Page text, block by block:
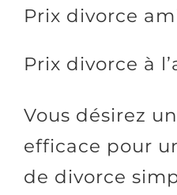
Prix divorce
Prix divorce à
Vous désirez
efficace pour
de divorce